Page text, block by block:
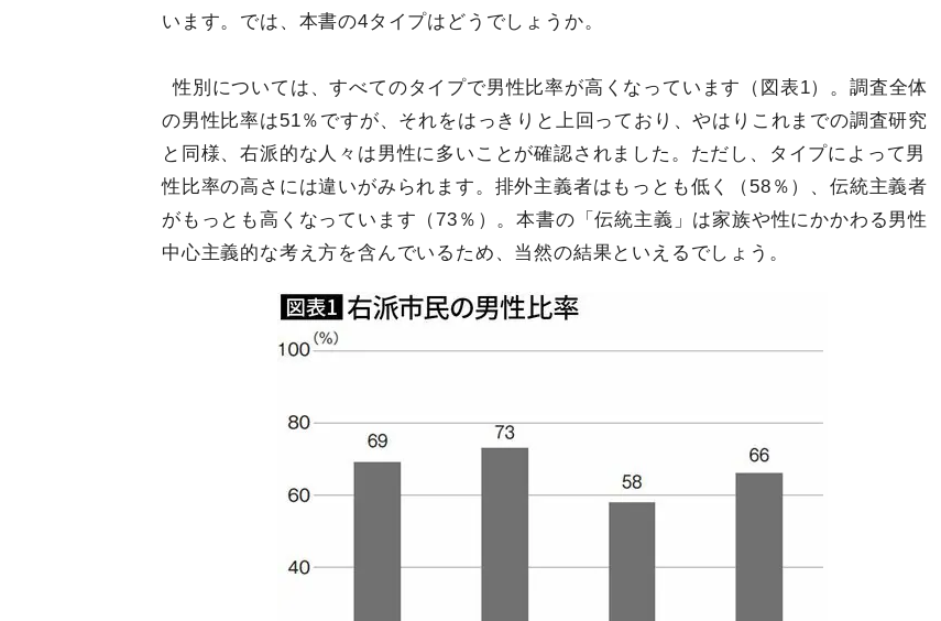
います。では、本書の4タイプはどうでしょうか。
性別については、すべてのタイプで男性比率が高くなっています（図表1）。調査全体
の男性比率は51％ですが、それをはっきりと上回っており、やはりこれまでの調査研究
と同様、右派的な人々は男性に多いことが確認されました。ただし、タイプによって男
性比率の高さには違いがみられます。排外主義者はもっとも低く（58％）、伝統主義者
がもっとも高くなっています（73％）。本書の「伝統主義」は家族や性にかかわる男性
中心主義的な考え方を含んでいるため、当然の結果といえるでしょう。